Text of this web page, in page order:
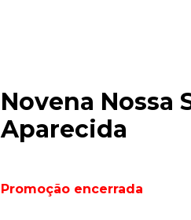
Novena Nossa
Aparecida
Promoção encerrada